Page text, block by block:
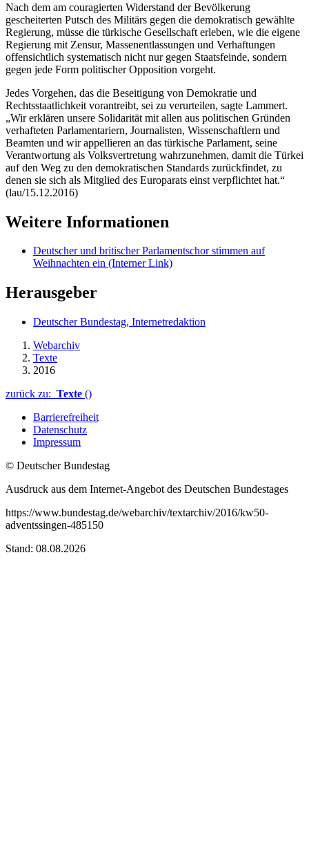
Nach dem am couragierten Widerstand der Bevölkerung
gescheiterten Putsch des Militärs gegen die demokratisch gewählte
Regierung, müsse die türkische Gesellschaft erleben, wie die eigene
Regierung mit Zensur, Massenentlassungen und Verhaftungen
offensichtlich systematisch nicht nur gegen Staatsfeinde, sondern
gegen jede Form politischer Opposition vorgeht.
Jedes Vorgehen, das die Beseitigung von Demokratie und
Rechtsstaatlichkeit vorantreibt, sei zu verurteilen, sagte Lammert.
„Wir erklären unsere Solidarität mit allen aus politischen Gründen
verhafteten Parlamentariern, Journalisten, Wissenschaftlern und
Beamten und wir appellieren an das türkische Parlament, seine
Verantwortung als Volksvertretung wahrzunehmen, damit die Türkei
auf den Weg zu den demokratischen Standards zurückfindet, zu
denen sie sich als Mitglied des Europarats einst verpflichtet hat.“
(lau/15.12.2016)
Weitere Informationen
Deutscher und britischer Parlamentschor stimmen auf
Weihnachten ein (Interner Link)
Herausgeber
Deutscher Bundestag, Internetredaktion
Webarchiv
Texte
2016
zurück zu: Texte ()
Barrierefreiheit
Datenschutz
Impressum
© Deutscher Bundestag
Ausdruck aus dem Internet-Angebot des Deutschen Bundestages
https://www.bundestag.de/webarchiv/textarchiv/2016/kw50-
adventssingen-485150
Stand: 08.08.2026